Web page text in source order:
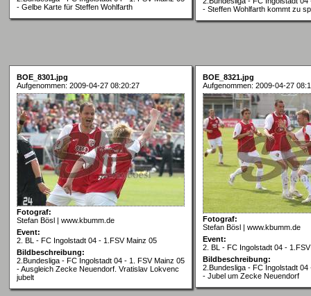
- Gelbe Karte für Steffen Wohlfarth
- Steffen Wohlfarth kommt zu
BOE_8301.jpg
Aufgenommen: 2009-04-27 08:20:27
Fotograf:
Stefan Bösl | www.kbumm.de
Event:
2. BL - FC Ingolstadt 04 - 1.FSV Mainz 05
Bildbeschreibung:
2.Bundesliga - FC Ingolstadt 04 - 1. FSV Mainz 05
- Ausgleich Zecke Neuendorf. Vratislav Lokvenc
jubelt
BOE_8321.jpg
Aufgenommen: 2009-04-27
Fotograf:
Stefan Bösl | www.kbumm.de
Event:
2. BL - FC Ingolstadt 04 -
Bildbeschreibung:
2.Bundesliga - FC Ingolstadt 04
- Jubel um Zecke Neuendorf